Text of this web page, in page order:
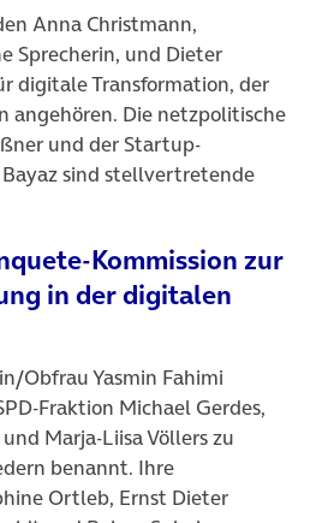
Anna Christmann,
Sprecherin, und Dieter
digitale Transformation, der
angehören. Die netzpolitische
und der Startup-
sind stellvertretende
Kommission zur
in der digitalen
Obfrau Yasmin Fahimi
Fraktion Michael Gerdes,
Marja-Liisa Völlers zu
benannt. Ihre
Ortleb, Ernst Dieter